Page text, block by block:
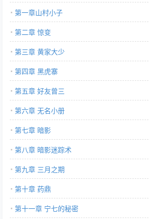
第一章山村小子
第二章 惊变
第三章 黄家大少
第四章 黑虎寨
第五章 好友曾三
第六章 无名小册
第七章 暗影
第八章 暗影迷踪术
第九章 三月之期
第十章 药鼎
第十一章 宁七的秘密